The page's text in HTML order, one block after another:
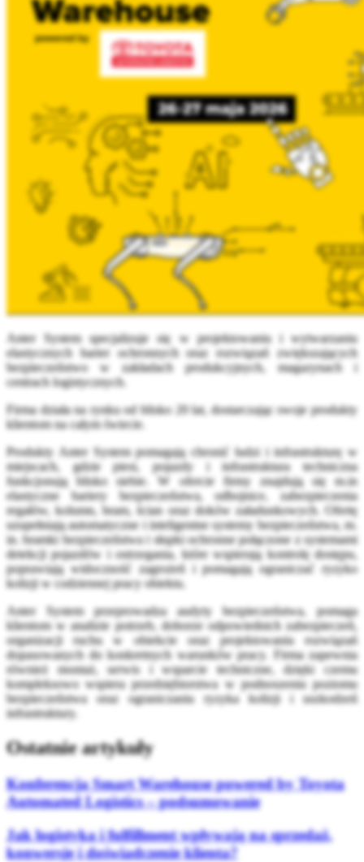
Anter System specjalizuje się w projektowaniu i wytwarzaniu
elastycznych barier ochronnych oraz rozwiązań zwiększających
bezpieczeństwo w zakładach produkcyjnych, magazynach i
centrach logistycznych.
Firma działa na rynku od blisko 20 lat, dostarczając swoje produkty
klientom na całym świecie.
Produkty Anter System pomagają chronić ludzi i infrastrukturę w
miejscach, gdzie piesi, pojazdy i infrastruktura techniczna
funkcjonują blisko siebie. W ofercie firmy znajdują się m.in
elastyczne bariery bezpieczeństwa, odbojnice, zabezpieczenia
regałów, kolumn, bram, ścian oraz doków załadunkowych. Ofertę
uzupełniają automatyczne i inteligentne systemy bezpieczeństwa, m.
in. bramki bezpieczeństwa i słupki ochronne połączone z systemami
detekcji pojazdów i ostrzegania, które wspierają kontrolę dostępu,
poprawiają widoczność zagrożeń i pomagają ograniczać ryzyko
kolizji w codziennej pracy obiektu.
Anter System przeprowadza audyty bezpieczeństwa, pomaga
klientom w analizie potrzeb, doborze odpowiednich zabezpieczeń,
organizacji ruchu w obiekcie oraz projektowaniu rozwiązań
dopasowanych do konkretnych warunków pracy. Firma zapewnia
również montaż, serwis i wsparcie techniczne, dzięki czemu
kompleksowo wspiera przedsiębiorstwa w podnoszeniu poziomu
bezpieczeństwa oraz ograniczaniu ryzyka kolizji i uszkodzeń
infrastruktury.
Ostatnie artykuły
Konferencja Smart Warehouse powered by Toyota
Automated Logistics – podsumowanie
Jak logistyka i fulfillment wpływają na sprzedaż,
konwersję i doświadczenie klienta?